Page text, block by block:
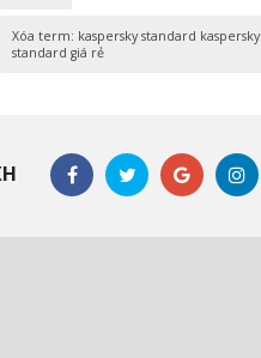
Xóa term: kaspersky standard kaspersky
standard giá rẻ